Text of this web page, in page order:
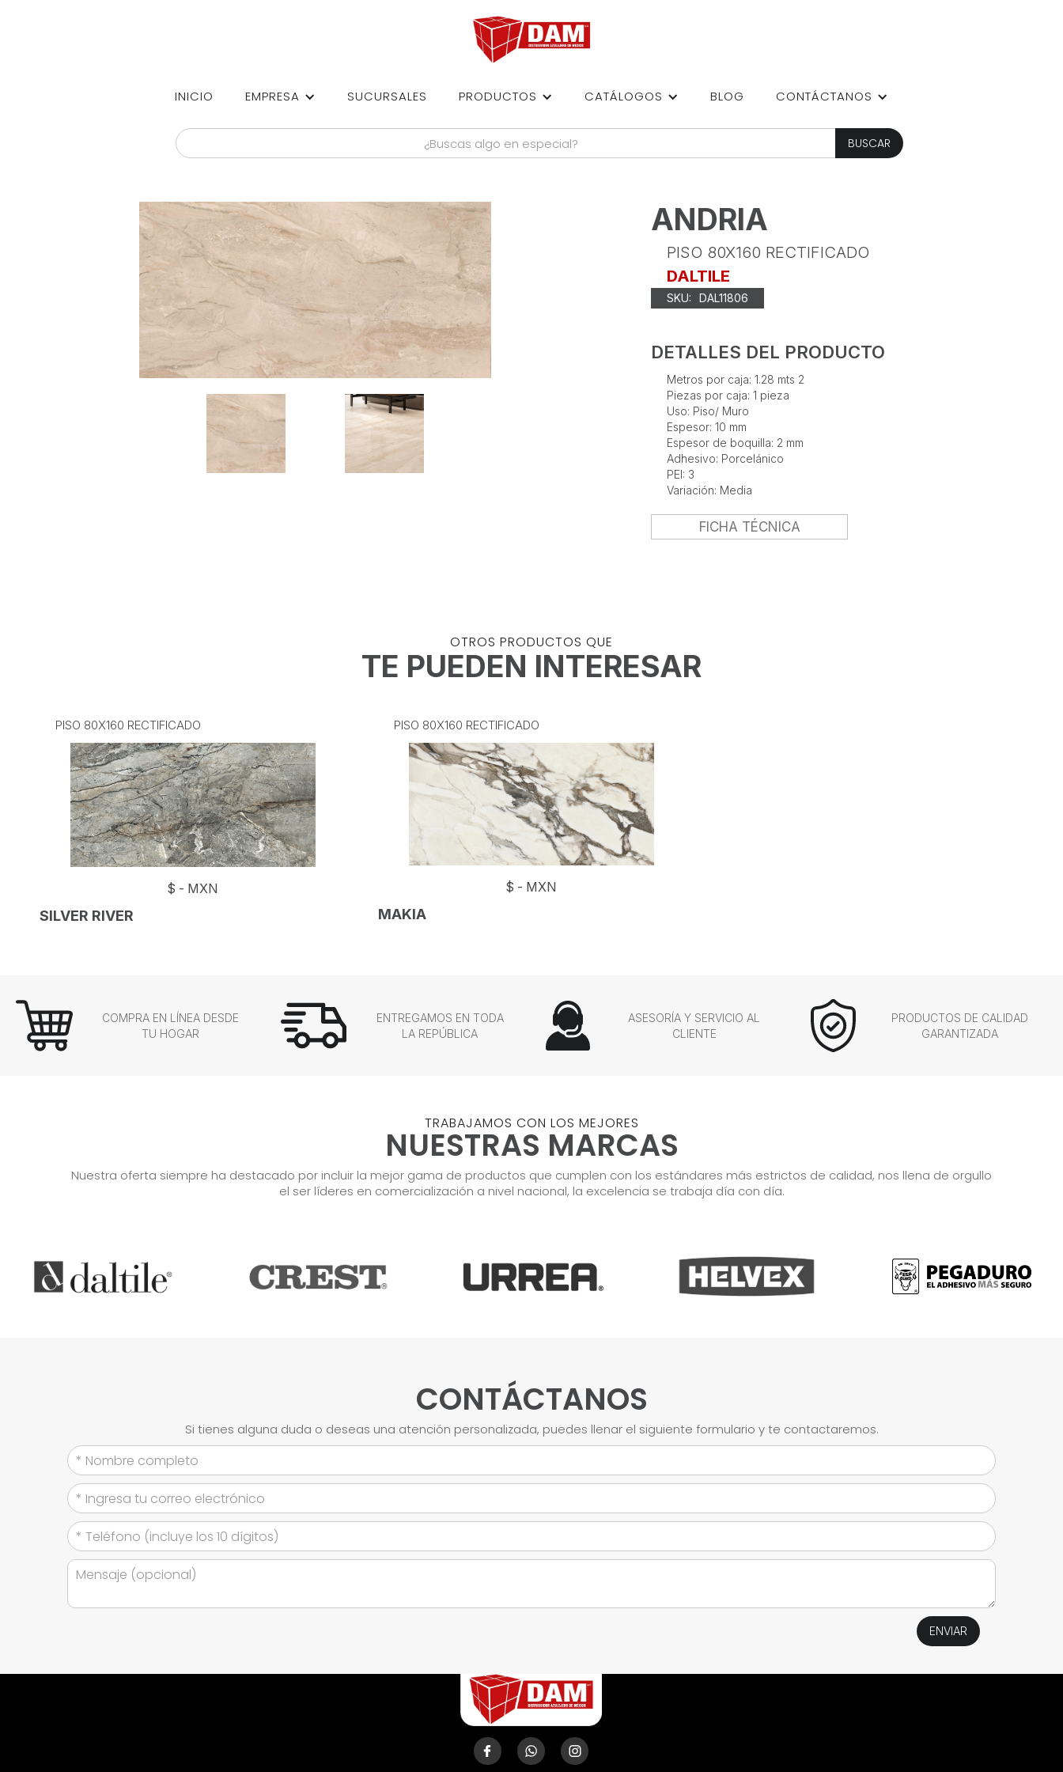
INICIO EMPRESA SUCURSALES PRODUCTOS CATÁLOGOS BLOG CONTÁCTANOS
ANDRIA
PISO 80X160 RECTIFICADO
DALTILE
SKU: DAL11806
DETALLES DEL PRODUCTO
Metros por caja: 1.28 mts 2
Piezas por caja: 1 pieza
Uso: Piso/ Muro
Espesor: 10 mm
Espesor de boquilla: 2 mm
Adhesivo: Porcelánico
PEI: 3
Variación: Media
FICHA TÉCNICA
OTROS PRODUCTOS QUE
TE PUEDEN INTERESAR
PISO 80X160 RECTIFICADO
$ - MXN
SILVER RIVER
PISO 80X160 RECTIFICADO
$ - MXN
MAKIA
COMPRA EN LÍNEA DESDE
TU HOGAR
ENTREGAMOS EN TODA
LA REPÚBLICA
ASESORÍA Y SERVICIO AL
CLIENTE
PRODUCTOS DE CALIDAD
GARANTIZADA
TRABAJAMOS CON LOS MEJORES
NUESTRAS MARCAS
Nuestra oferta siempre ha destacado por incluir la mejor gama de productos que cumplen con los estándares más estrictos de calidad, nos llena de orgullo
el ser líderes en comercialización a nivel nacional, la excelencia se trabaja día con día.
CONTÁCTANOS
Si tienes alguna duda o deseas una atención personalizada, puedes llenar el siguiente formulario y te contactaremos.